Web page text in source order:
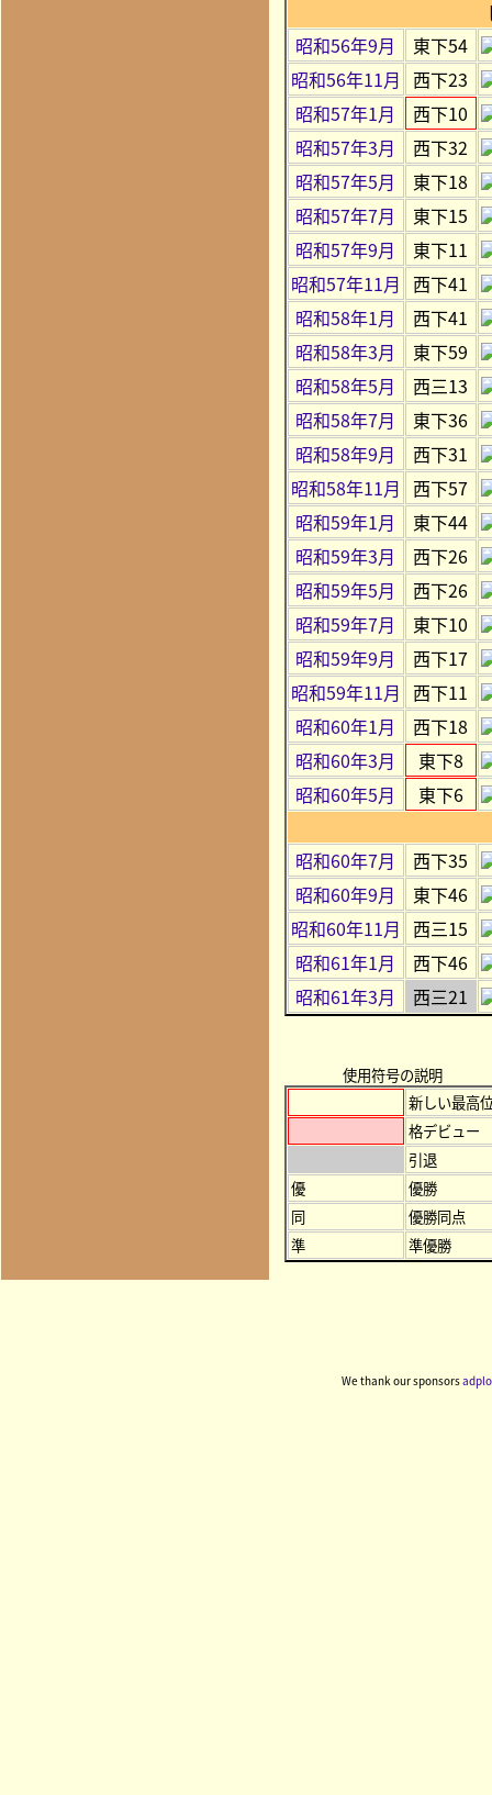
昭和56年9月
東下54
昭和56年11月 西下23
昭和57年1月
西下10
昭和57年3月
西下32
昭和57年5月
東下18
昭和57年7月
東下15
昭和57年9月
東下11
昭和57年11月 西下41
昭和58年1月
西下41
昭和58年3月
東下59
昭和58年5月
西三13
昭和58年7月
東下36
昭和58年9月
西下31
昭和58年11月 西下57
昭和59年1月
東下44
昭和59年3月
西下26
昭和59年5月
西下26
昭和59年7月
東下10
昭和59年9月
西下17
昭和59年11月 西下11
昭和60年1月
西下18
昭和60年3月
東下8
昭和60年5月
東下6
昭和60年7月
西下35
昭和60年9月
東下46
昭和60年11月 西三15
昭和61年1月
西下46
昭和61年3月
西三21
使用符号の説明
新しい最高
格デビュー
引退
優
優勝
同
優勝同点
準
準優勝
We thank our sponsors